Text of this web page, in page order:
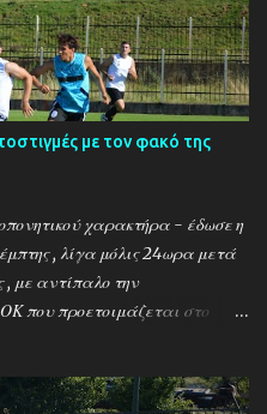
ενώ δηλώσεις
(προπονητής) , Βαβλιάκης
ποδοσφαιριστές Μάριος
με τον φακό της
χαρακτήρα - έδωσε η
, λίγα μόλις 24ωρα μετά
, με αντίπαλο την
που προετοιμάζεται στο
θεσμό του UEFA Youth League ,